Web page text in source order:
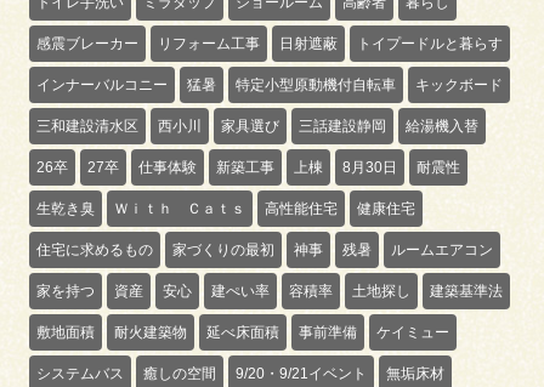
感震ブレーカー リフォーム工事 日射遮蔽 トイプードルと暮らす
インナーバルコニー 猛暑 特定小型原動機付自転車 キックボード
三和建設清水区 西小川 家具選び 三話建設静岡 給湯機入替
26卒 27卒 仕事体験 新築工事 上棟 8月30日 耐震性
生乾き臭 Ｗｉｔｈ Ｃａｔｓ 高性能住宅 健康住宅
住宅に求めるもの 家づくりの最初 神事 残暑 ルームエアコン
家を持つ 資産 安心 建ぺい率 容積率 土地探し 建築基準法
敷地面積 耐火建築物 延べ床面積 事前準備 ケイミュー
システムバス 癒しの空間 9/20・9/21イベント 無垢床材